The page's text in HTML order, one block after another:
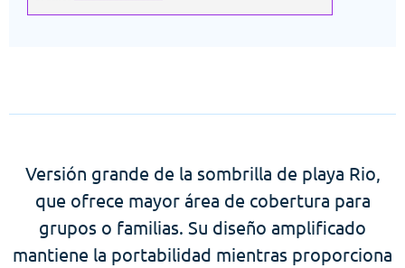
Versión grande de la sombrilla de playa Rio,
que ofrece mayor área de cobertura para
grupos o familias. Su diseño amplificado
mantiene la portabilidad mientras proporciona